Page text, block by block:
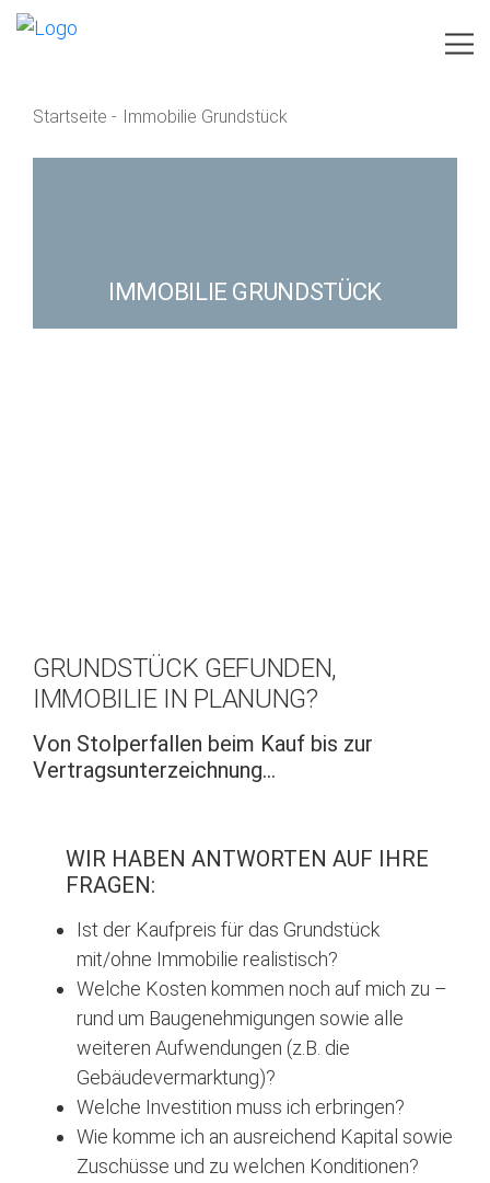
Startseite - Immobilie Grundstück
IMMOBILIE GRUNDSTÜCK
GRUNDSTÜCK GEFUNDEN,
IMMOBILIE IN PLANUNG?
Von Stolperfallen beim Kauf bis zur
Vertragsunterzeichnung…
WIR HABEN ANTWORTEN AUF IHRE
FRAGEN:
Ist der Kaufpreis für das Grundstück
mit/ohne Immobilie realistisch?
Welche Kosten kommen noch auf mich zu –
rund um Baugenehmigungen sowie alle
weiteren Aufwendungen (z.B. die
Gebäudevermarktung)?
Welche Investition muss ich erbringen?
Wie komme ich an ausreichend Kapital sowie
Zuschüsse und zu welchen Konditionen?